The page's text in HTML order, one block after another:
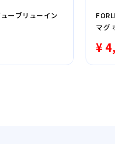
ーブリューイン
マグ
¥